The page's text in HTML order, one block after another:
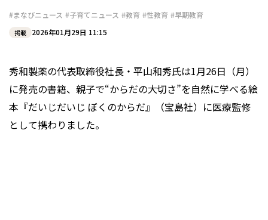
#まなびニュース #子育てニュース #教育 #性教育 #早期教育
掲載 2026年01月29日 11:15
秀和製薬の代表取締役社長・平山和秀氏は1月26日（月）
に発売の書籍、親子で“からだの大切さ”を自然に学べる絵
本『だいじだいじ ぼくのからだ』（宝島社）に医療監修
として携わりました。